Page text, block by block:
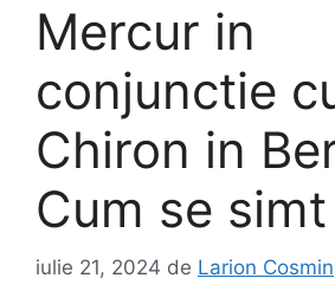
Mercur in
conjunctie
Chiron in
Cum se
iulie 21, 2024 de Larion Cosmin